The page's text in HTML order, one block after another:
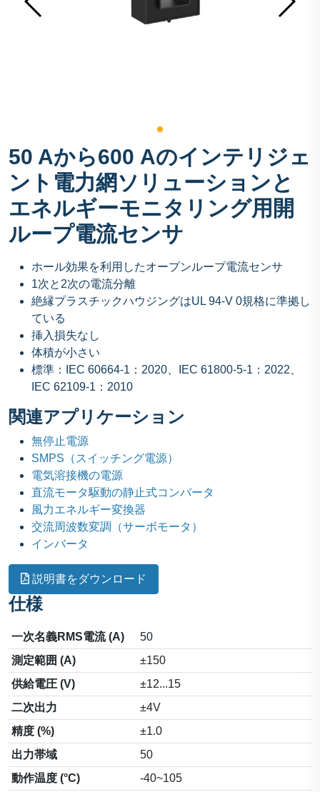
50 Aから600 Aのインテリジェ
ント電力網ソリューションと
エネルギーモニタリング用開
ループ電流センサ
ホール効果を利用したオープンループ電流センサ
1次と2次の電流分離
絶縁プラスチックハウジングはUL 94-V 0規格に準拠し
ている
挿入損失なし
体積が小さい
標準：IEC 60664-1：2020、IEC 61800-5-1：2022、
IEC 62109-1：2010
関連アプリケーション
無停止電源
SMPS（スイッチング電源）
電気溶接機の電源
直流モータ駆動の静止式コンバータ
風力エネルギー変換器
交流周波数変調（サーボモータ）
インバータ
説明書をダウンロード
仕様
一次名義RMS電流 (A)
50
測定範囲 (A)
±150
供給電圧 (V)
±12...15
二次出力
±4V
精度 (%)
±1.0
出力帯域
50
動作温度 (°C)
-40~105